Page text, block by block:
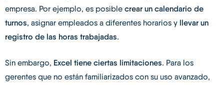
empresa. Por ejemplo, es posible crear un calendario de
turnos, asignar empleados a diferentes horarios y llevar un
registro de las horas trabajadas.
Sin embargo, Excel tiene ciertas limitaciones. Para los
gerentes que no están familiarizados con su uso avanzado,